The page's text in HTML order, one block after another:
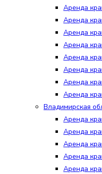
Аренда
Аренда
Аренда
Аренда
Аренда
Аренда
Аренда
Аренда
Владимирская
Аренда
Аренда
Аренда
Аренда
Аренда